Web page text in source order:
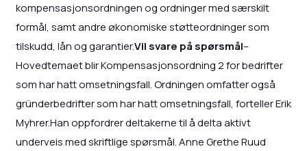
kompensasjonsordningen og ordninger med særskilt
formål, samt andre økonomiske støtteordninger som
tilskudd, lån og garantier.Vil svare på spørsmål–
Hovedtemaet blir Kompensasjonsordning 2 for bedrifter
som har hatt omsetningsfall. Ordningen omfatter også
gründerbedrifter som har hatt omsetningsfall, forteller Erik
Myhrer.Han oppfordrer deltakerne til å delta aktivt
underveis med skriftlige spørsmål. Anne Grethe Ruud